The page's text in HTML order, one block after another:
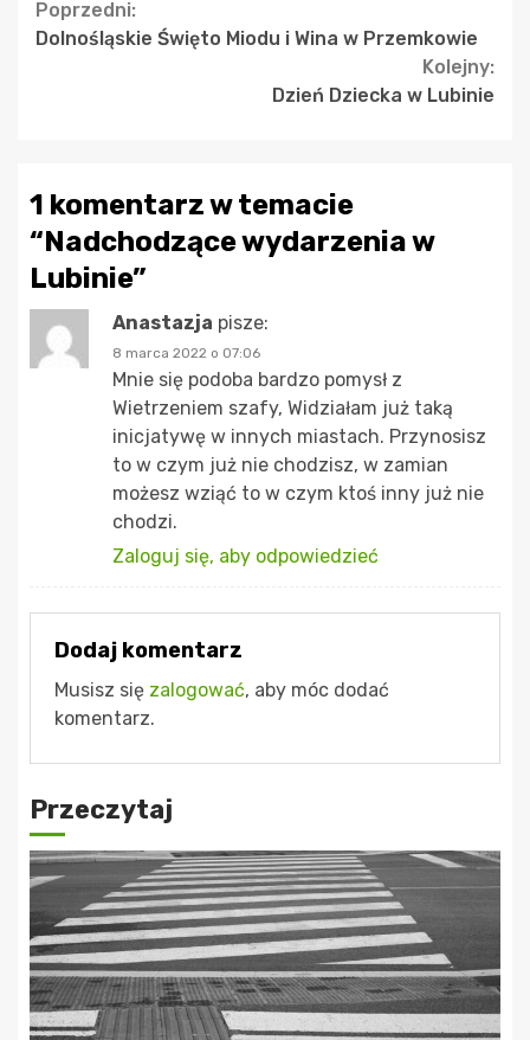
Continue
Reading
Poprzedni:
Dolnośląskie Święto Miodu i Wina w Przemkowie
Kolejny:
Dzień Dziecka w Lubinie
1 komentarz w temacie
“Nadchodzące wydarzenia w
Lubinie”
Anastazja pisze:
8 marca 2022 o 07:06
Mnie się podoba bardzo pomysł z
Wietrzeniem szafy, Widziałam już taką
inicjatywę w innych miastach. Przynosisz
to w czym już nie chodzisz, w zamian
możesz wziąć to w czym ktoś inny już nie
chodzi.
Zaloguj się, aby odpowiedzieć
Dodaj komentarz
Musisz się zalogować, aby móc dodać
komentarz.
Przeczytaj